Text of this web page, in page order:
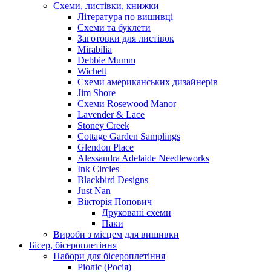
Схеми, листівки, книжки
Література по вишивці
Схеми та буклети
Заготовки для листівок
Mirabilia
Debbie Mumm
Wichelt
Схеми американських дизайнерів
Jim Shore
Cхеми Rosewood Manor
Lavender & Lace
Stoney Creek
Cottage Garden Samplings
Glendon Place
Alessandra Adelaide Needleworks
Ink Circles
Blackbird Designs
Just Nan
Вікторія Попович
Друковані схеми
Паки
Вироби з місцем для вишивки
Бісер, бісероплетіння
Набори для бісероплетіння
Ріоліс (Росія)